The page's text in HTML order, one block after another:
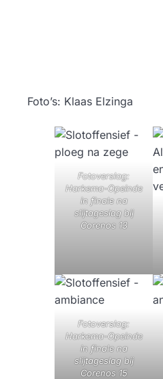
Foto’s: Klaas Elzinga
Fotoverslag:
Harkema-Opeinde
in finale na
slijtageslag bij
Corenos 13
Fotoverslag:
Harkema-Opeinde
in finale na
slijtageslag bij
Corenos 15